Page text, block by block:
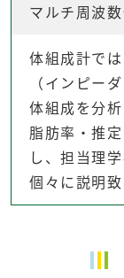
マルチ周波
体組成計で
（インピー
体組成を分
脂肪率・推
し、担当理
個々に説明致